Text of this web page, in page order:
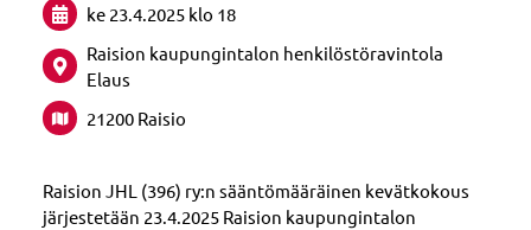
ke 23.4.2025 klo 18
Raision kaupungintalon henkilöstöravintola
Elaus
21200 Raisio
Raision JHL (396) ry:n sääntömääräinen kevätkokous
järjestetään 23.4.2025 Raision kaupungintalon